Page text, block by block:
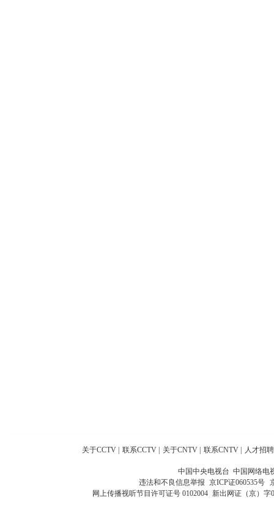
关于CCTV 联系CCTV 关于CNTV 联系CNTV 人才招聘
中国中央电视台 中国网络电
违法和不良信息举报 京ICP证060535号
网上传播视听节目许可证号 0102004 新出网证（京）